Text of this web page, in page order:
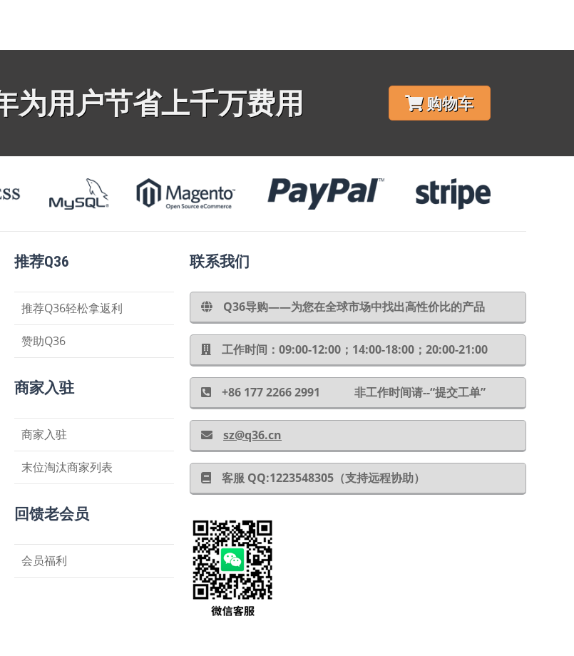
为用户节省上千万费用 购物车
推荐Q36
推荐Q36轻松拿返利
赞助Q36
商家入驻
商家入驻
末位淘汰商家列表
回馈老会员
会员福利
联系我们
Q36导购——为您在全球市场中找出高性价比的产品
工作时间：09:00-12:00；14:00-18:00；20:00-21:00
+86 177 2266 2991 非工作时间请--“提交工单”
sz@q36.cn
客服 QQ:1223548305（支持远程协助）